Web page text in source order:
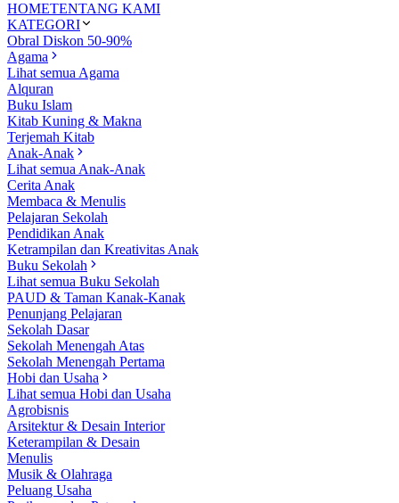
HOMETENTANG KAMI
KATEGORI
Obral Diskon 50-90%
Agama
Lihat semua Agama
Alquran
Buku Islam
Kitab Kuning & Makna
Terjemah Kitab
Anak-Anak
Lihat semua Anak-Anak
Cerita Anak
Membaca & Menulis
Pelajaran Sekolah
Pendidikan Anak
Ketrampilan dan Kreativitas Anak
Buku Sekolah
Lihat semua Buku Sekolah
PAUD & Taman Kanak-Kanak
Penunjang Pelajaran
Sekolah Dasar
Sekolah Menengah Atas
Sekolah Menengah Pertama
Hobi dan Usaha
Lihat semua Hobi dan Usaha
Agrobisnis
Arsitektur & Desain Interior
Keterampilan & Desain
Menulis
Musik & Olahraga
Peluang Usaha